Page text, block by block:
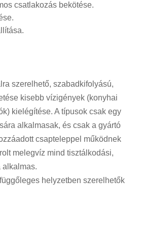
csatlakozás bekötése.
szerelhető, szabadkifolyású,
kisebb vízigények (konyhai
kielégítése. A típusok csak egy
alkalmasak, és csak a gyártó
csapteleppel működnek
melegvíz mind tisztálkodási,
alkalmas.
helyzetben szerelhetők